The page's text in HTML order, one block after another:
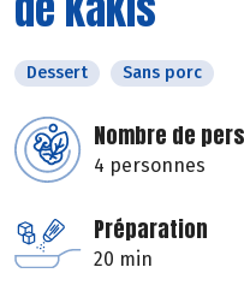
Dessert Sans porc
Nombre de
4 personnes
Préparation
20 min